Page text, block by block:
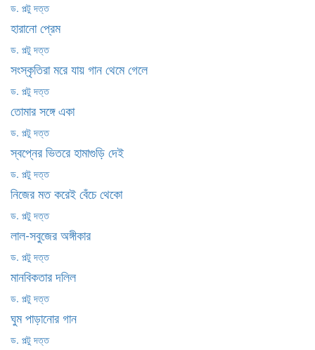
ড. পল্টু দত্ত
হারানো প্রেম
ড. পল্টু দত্ত
সংস্কৃতিরা মরে যায় গান থেমে গেলে
ড. পল্টু দত্ত
তোমার সঙ্গে একা
ড. পল্টু দত্ত
স্বপ্নের ভিতরে হামাগুড়ি দেই
ড. পল্টু দত্ত
নিজের মত করেই বেঁচে থেকো
ড. পল্টু দত্ত
লাল-সবুজের অঙ্গীকার
ড. পল্টু দত্ত
মানবিকতার দলিল
ড. পল্টু দত্ত
ঘুম পাড়ানোর গান
ড. পল্টু দত্ত